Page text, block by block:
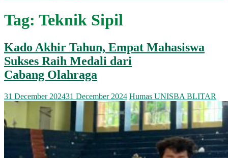
Tag: Teknik Sipil
Kado Akhir Tahun, Empat Mahasiswa
Sukses Raih Medali dari
Cabang Olahraga
31 December 202431 December 2024 Humas UNISBA BLITAR